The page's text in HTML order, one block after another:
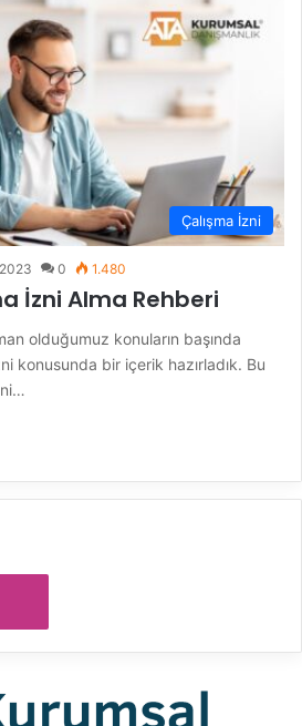
Çalışma İzni
0 1.480
İzni Alma Rehberi
olduğumuz konuların başında
konusunda bir içerik hazırladık. Bu